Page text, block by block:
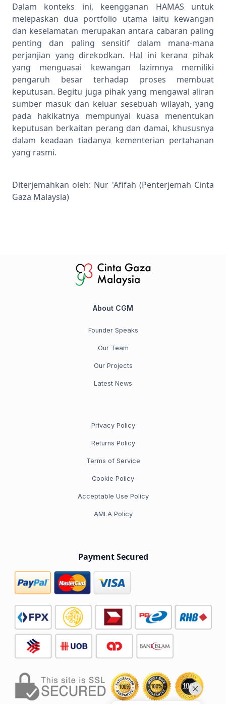
Dalam konteks ini, keengganan HAMAS untuk
melepaskan dua portfolio utama iaitu kewangan
dan keselamatan merupakan antara cabaran paling
penting dan paling sensitif dalam mana-mana
perjanjian yang direkodkan. Hal ini kerana pihak
yang menguasai kewangan lazimnya memiliki
pengaruh besar terhadap proses membuat
keputusan. Begitu juga pihak yang mengawal aliran
sumber masuk dan keluar sesebuah wilayah, yang
pada hakikatnya mempunyai kuasa menentukan
keputusan berkaitan perang dan damai, khususnya
dalam keadaan tiadanya kementerian pertahanan
yang rasmi.
Diterjemahkan oleh: Nur 'Afifah (Penterjemah Cinta
Gaza Malaysia)
About CGM
Founder Speaks
Our Team
Our Projects
Latest News
Privacy Policy
Returns Policy
Terms of Service
Cookie Policy
Acceptable Use Policy
AMLA Policy
Payment Secured